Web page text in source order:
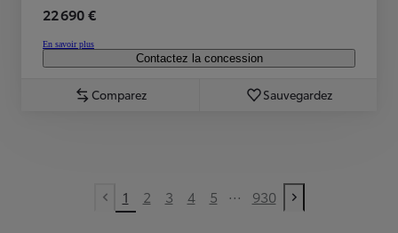
22 690 €
En savoir plus
Contactez la concession
Comparez Sauvegardez
Previous page
1 2 3 4 5 ... 930
Next page